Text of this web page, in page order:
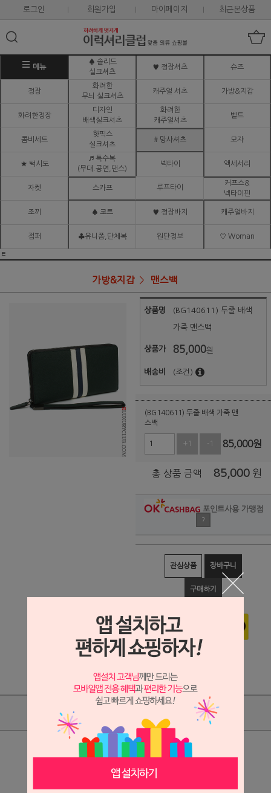
로그인 회원가입 마이페이지 최근본상품
메뉴
♠ 솔리드
실크셔츠
♥ 정장셔츠 슈즈
정장
화려한
무늬 실크셔츠
캐주얼 셔츠 가방&지갑
화려한정장
디자인
배색실크셔츠
화려한
캐주얼셔츠
벨트
콤비세트
핫픽스
실크셔츠
# 망사셔츠 모자
★ 턱시도
♬ 특수복
(무대.공연,댄스)
넥타이 액세서리
자켓 스카프 루프타이
커프스&
넥타이핀
조끼 ♠ 코트 ♥ 정장바지 캐주얼바지
점퍼 ♣유니폼,단체복 원단정보 ♡ Woman
ㅌ
가방&지갑 맨스백
상품명 (BG140611) 두줄 배색
가죽 맨스백
상품가 85,000원
배송비 (조건)
(BG140611) 두줄 배색 가죽 맨
스백
+1 -1 85,000원
총 상품 금액 85,000 원
포인트사용 가맹점
?
관심상품 장바구니
구매하기